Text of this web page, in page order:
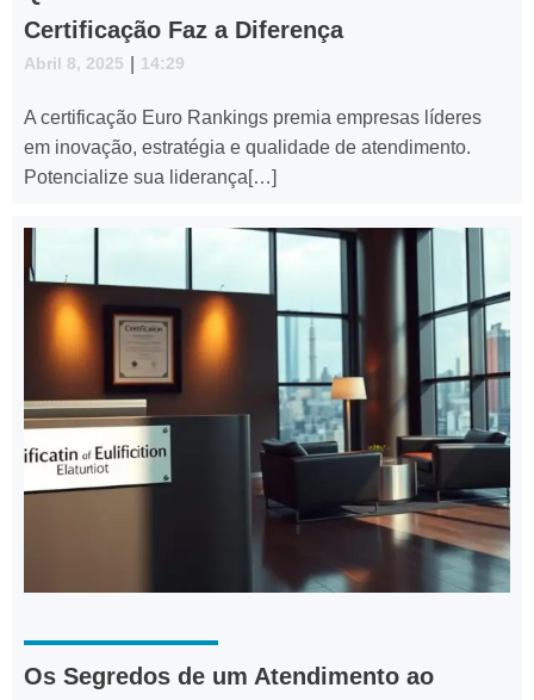
Certificação Faz a Diferença
Abril 8, 2025 14:29
A certificação Euro Rankings premia empresas líderes
em inovação, estratégia e qualidade de atendimento.
Potencialize sua liderança[…]
Os Segredos de um Atendimento ao